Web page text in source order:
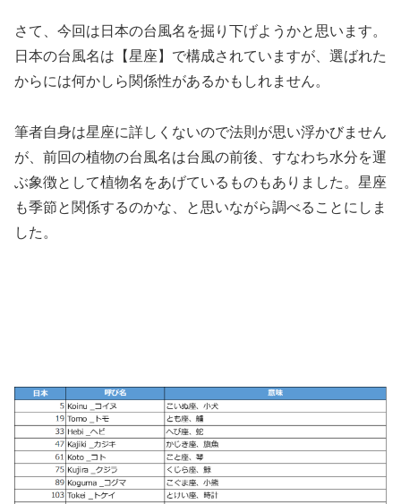
さて、今回は日本の台風名を掘り下げようかと思います。
日本の台風名は【星座】で構成されていますが、選ばれた
からには何かしら関係性があるかもしれません。
筆者自身は星座に詳しくないので法則が思い浮かびません
が、前回の植物の台風名は台風の前後、すなわち水分を運
ぶ象徴として植物名をあげているものもありました。星座
も季節と関係するのかな、と思いながら調べることにしま
した。